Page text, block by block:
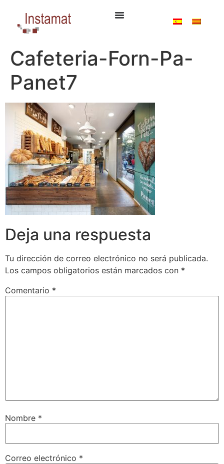
Cafeteria-Forn-Pa-
Panet7
Deja una respuesta
Tu dirección de correo electrónico no será publicada.
Los campos obligatorios están marcados con *
Comentario *
Nombre *
Correo electrónico *